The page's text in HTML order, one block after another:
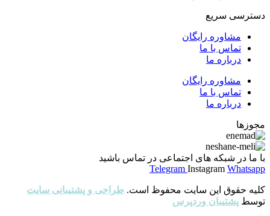
دسترسی سریع
مشاوره رایگان
تماس با ما
درباره ما
مشاوره رایگان
تماس با ما
درباره ما
مجوزها
با ما در شبکه های اجتماعی در تماس باشید
Telegram Instagram Whatsapp
کلیه حقوق این سایت محفوظ است. طراحی و پشتیبانی سایت
توسط پشتیبان وردپرس